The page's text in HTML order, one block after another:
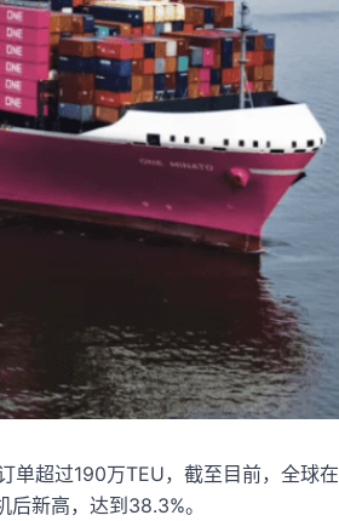
单超过190万TEU，截至目前，全球在
新高，达到38.3%。